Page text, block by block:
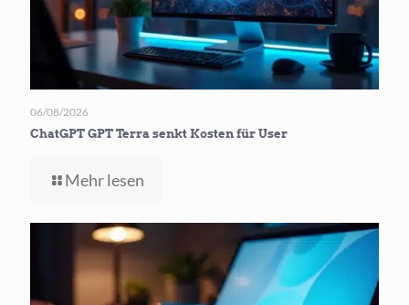
06/08/2026
ChatGPT GPT Terra senkt Kosten für User
Mehr lesen
Terra
Kosten
für User